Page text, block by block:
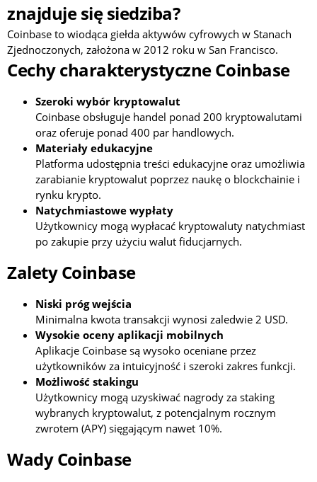
znajduje się siedziba?
Coinbase to wiodąca giełda aktywów cyfrowych w Stanach
Zjednoczonych, założona w 2012 roku w San Francisco.
Cechy charakterystyczne Coinbase
Szeroki wybór kryptowalut
Coinbase obsługuje handel ponad 200 kryptowalutami
oraz oferuje ponad 400 par handlowych.
Materiały edukacyjne
Platforma udostępnia treści edukacyjne oraz umożliwia
zarabianie kryptowalut poprzez naukę o blockchainie i
rynku krypto.
Natychmiastowe wypłaty
Użytkownicy mogą wypłacać kryptowaluty natychmiast
po zakupie przy użyciu walut fiducjarnych.
Zalety Coinbase
Niski próg wejścia
Minimalna kwota transakcji wynosi zaledwie 2 USD.
Wysokie oceny aplikacji mobilnych
Aplikacje Coinbase są wysoko oceniane przez
użytkowników za intuicyjność i szeroki zakres funkcji.
Możliwość stakingu
Użytkownicy mogą uzyskiwać nagrody za staking
wybranych kryptowalut, z potencjalnym rocznym
zwrotem (APY) sięgającym nawet 10%.
Wady Coinbase